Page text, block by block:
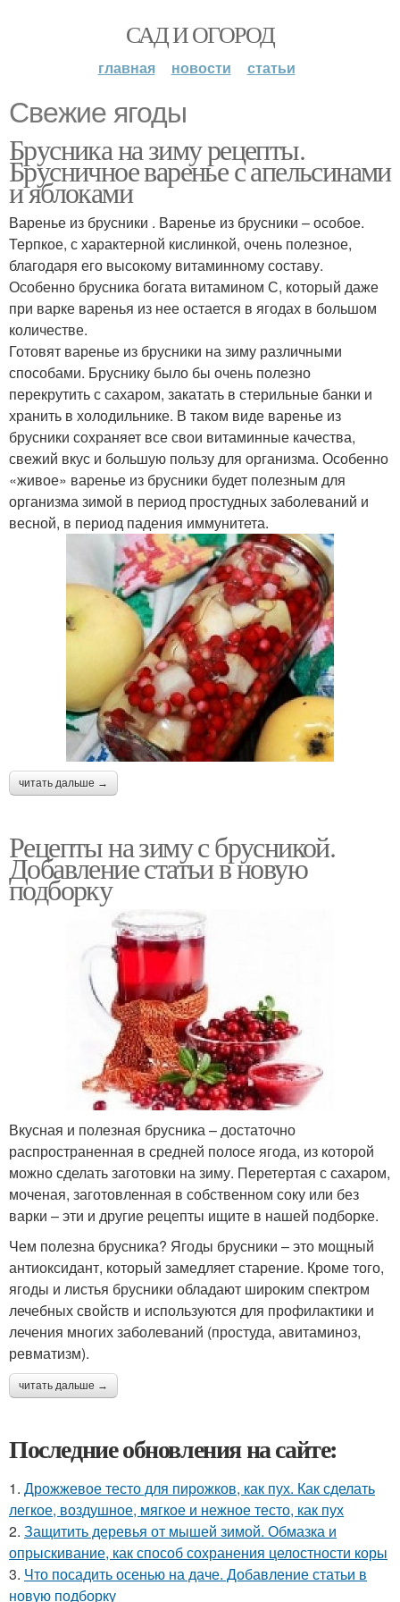
САД И ОГОРОД
главная новости статьи
Свежие ягоды
Брусника на зиму рецепты.
Брусничное варенье с апельсинами
и яблоками
Варенье из брусники . Варенье из брусники – особое.
Терпкое, с характерной кислинкой, очень полезное,
благодаря его высокому витаминному составу.
Особенно брусника богата витамином С, который даже
при варке варенья из нее остается в ягодах в большом
количестве.
Готовят варенье из брусники на зиму различными
способами. Бруснику было бы очень полезно
перекрутить с сахаром, закатать в стерильные банки и
хранить в холодильнике. В таком виде варенье из
брусники сохраняет все свои витаминные качества,
свежий вкус и большую пользу для организма. Особенно
«живое» варенье из брусники будет полезным для
организма зимой в период простудных заболеваний и
весной, в период падения иммунитета.
читать дальше →
Рецепты на зиму с брусникой.
Добавление статьи в новую
подборку
Вкусная и полезная брусника – достаточно
распространенная в средней полосе ягода, из которой
можно сделать заготовки на зиму. Перетертая с сахаром,
моченая, заготовленная в собственном соку или без
варки – эти и другие рецепты ищите в нашей подборке.
Чем полезна брусника? Ягоды брусники – это мощный
антиоксидант, который замедляет старение. Кроме того,
ягоды и листья брусники обладают широким спектром
лечебных свойств и используются для профилактики и
лечения многих заболеваний (простуда, авитаминоз,
ревматизм).
читать дальше →
Последние обновления на сайте:
1. Дрожжевое тесто для пирожков, как пух. Как сделать
легкое, воздушное, мягкое и нежное тесто, как пух
2. Защитить деревья от мышей зимой. Обмазка и
опрыскивание, как способ сохранения целостности коры
3. Что посадить осенью на даче. Добавление статьи в
новую подборку